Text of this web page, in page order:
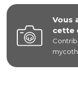
Vous
cette